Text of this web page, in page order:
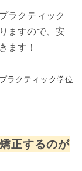
ラクティック
ますので、安
ます！
ラクティック学位
正するのが